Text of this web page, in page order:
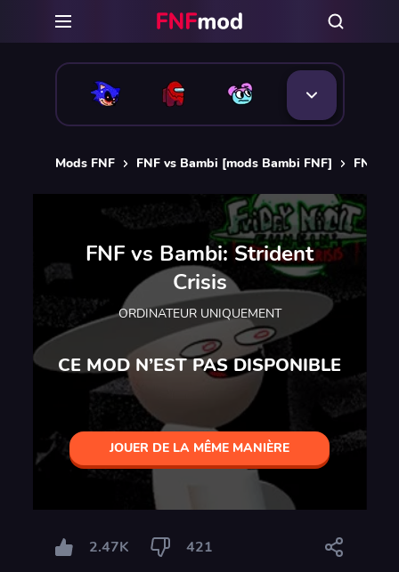
Mods FNF FNF vs Bambi [mods Bambi FNF] FNF
FNF vs Bambi: Strident
Crisis
ORDINATEUR UNIQUEMENT
CE MOD N’EST PAS DISPONIBLE
JOUER DE LA MÊME MANIÈRE
2.47K 421